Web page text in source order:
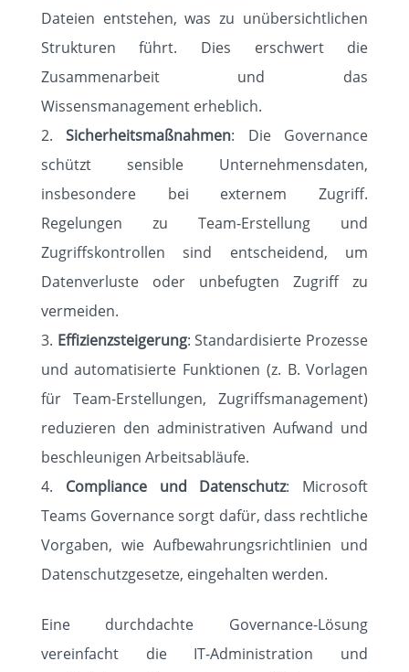
Dateien entstehen, was zu unübersichtlichen
Strukturen führt. Dies erschwert die
Zusammenarbeit und das
Wissensmanagement erheblich.
Sicherheitsmaßnahmen: Die Governance
schützt sensible Unternehmensdaten,
insbesondere bei externem Zugriff.
Regelungen zu Team-Erstellung und
Zugriffskontrollen sind entscheidend, um
Datenverluste oder unbefugten Zugriff zu
vermeiden.
Effizienzsteigerung: Standardisierte Prozesse
und automatisierte Funktionen (z. B. Vorlagen
für Team-Erstellungen, Zugriffsmanagement)
reduzieren den administrativen Aufwand und
beschleunigen Arbeitsabläufe.
Compliance und Datenschutz: Microsoft
Teams Governance sorgt dafür, dass rechtliche
Vorgaben, wie Aufbewahrungsrichtlinien und
Datenschutzgesetze, eingehalten werden.
Eine durchdachte Governance-Lösung
vereinfacht die IT-Administration und